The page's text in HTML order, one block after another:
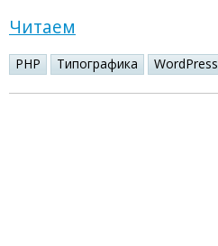
Читаем
PHP Типографика WordPress